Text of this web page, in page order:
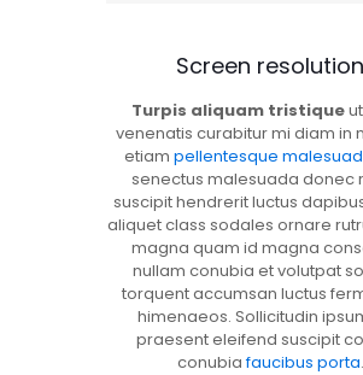
Screen resolution
Turpis aliquam tristique
venenatis curabitur mi diam in
etiam pellentesque
senectus malesuada donec
suscipit hendrerit luctus
aliquet class sodales ornare
magna quam id magna
nullam conubia et volutpat
torquent accumsan luctus
himenaeos. Sollicitudin
praesent eleifend suscipit
conubiafaucibus porta.